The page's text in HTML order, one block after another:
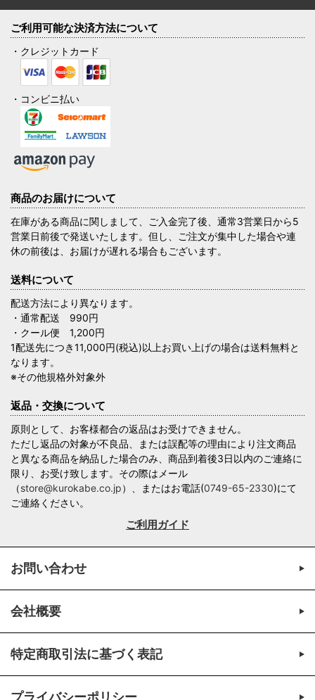
ご利用可能な決済方法について
・クレジットカード
・コンビニ払い
商品のお届けについて
在庫がある商品に関しまして、ご入金完了後、通常3営業日から5
営業日前後で発送いたします。但し、ご注文が集中した場合や連
休の前後は、お届けが遅れる場合もございます。
送料について
配送方法により異なります。
・通常配送 990円
・クール便 1,200円
1配送先につき11,000円(税込)以上お買い上げの場合は送料無料と
なります。
※その他規格外対象外
返品・交換について
原則として、お客様都合の返品はお受けできません。
ただし返品の対象が不良品、または誤配等の理由により注文商品
と異なる商品を納品した場合のみ、商品到着後3日以内のご連絡に
限り、お受け致します。その際はメール
（store@kurokabe.co.jp）、またはお電話(0749-65-2330)にて
ご連絡ください。
ご利用ガイド
お問い合わせ
会社概要
特定商取引法に基づく表記
プライバシーポリシー